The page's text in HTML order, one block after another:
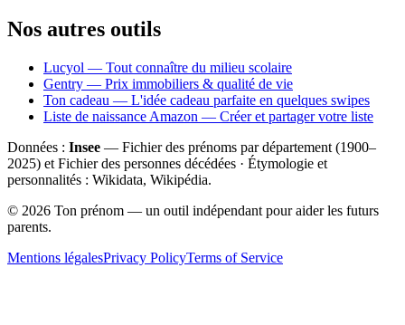
Nos autres outils
Lucyol — Tout connaître du milieu scolaire
Gentry — Prix immobiliers & qualité de vie
Ton cadeau — L'idée cadeau parfaite en quelques swipes
Liste de naissance Amazon — Créer et partager votre liste
Données : Insee — Fichier des prénoms par département (1900–
2025) et Fichier des personnes décédées · Étymologie et
personnalités : Wikidata, Wikipédia.
© 2026 Ton prénom — un outil indépendant pour aider les futurs
parents.
Mentions légalesPrivacy PolicyTerms of Service